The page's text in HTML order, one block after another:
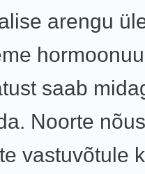
arengu
saab
Noorte
vastuvõtule